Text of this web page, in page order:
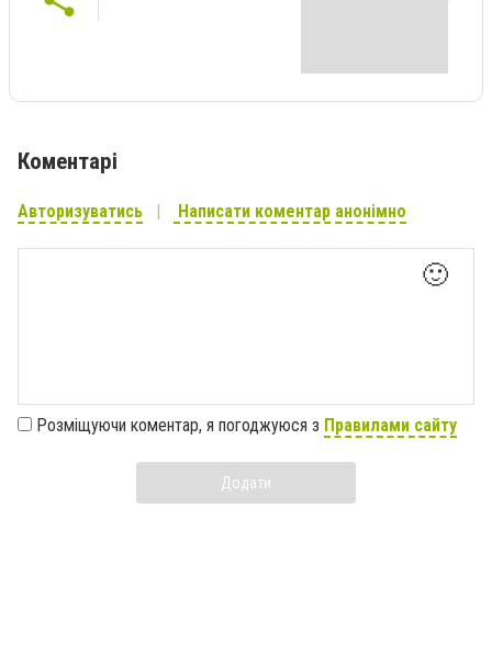
Коментарі
Авторизуватись Написати коментар анонімно
🙂
Розміщуючи коментар, я погоджуюся з Правилами сайту
Додати